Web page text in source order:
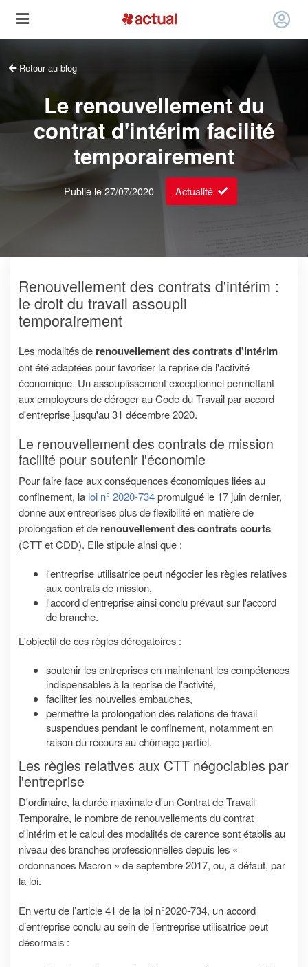
Retour au blog
Le renouvellement du
contrat d'intérim facilité
temporairement
Publié le 27/07/2020 Actualité
Renouvellement des contrats d'intérim :
le droit du travail assoupli
temporairement
Les modalités de renouvellement des contrats d'intérim
ont été adaptées pour favoriser la reprise de l'activité
économique. Un assouplissement exceptionnel permettant
aux employeurs de déroger au Code du Travail par accord
d'entreprise jusqu'au 31 décembre 2020.
Le renouvellement des contrats de mission
facilité pour soutenir l'économie
Pour faire face aux conséquences économiques liées au
confinement, la loi n° 2020-734promulgué le 17 juin dernier,
donne aux entreprises plus de flexibilité en matière de
prolongation et de renouvellement des contrats courts
(CTT et CDD). Elle stipule ainsi que :
l'entreprise utilisatrice peut négocier les règles relatives
aux contrats de mission,
l'accord d'entreprise ainsi conclu prévaut sur l'accord
de branche.
L'objectif de ces règles dérogatoires :
soutenir les entreprises en maintenant les compétences
indispensables à la reprise de l'activité,
faciliter les nouvelles embauches,
permettre la prolongation des relations de travail
suspendues pendant le confinement, notamment en
raison du recours au chômage partiel.
Les règles relatives aux CTT négociables par
l'entreprise
D'ordinaire, la durée maximale d'un Contrat de Travail
Temporaire, le nombre de renouvellements du contrat
d'intérim et le calcul des modalités de carence sont établis au
niveau des branches professionnelles depuis les «
ordonnances Macron » de septembre 2017, ou, à défaut, par
la loi.
En vertu de l’article 41 de la loi n°2020-734, un accord
d’entreprise conclu au sein de l’entreprise utilisatrice peut
désormais :